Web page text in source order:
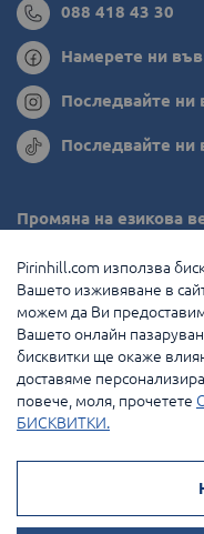
088 418 43 30
Намерете ни
Последвайте ни
Последвайте ни
Промяна на езикова
Румъния
Гърция
Нидерландия
Франция
Pirinhill.com използва
Вашето изживяване в
можем да Ви
Вашето онлайн
бисквитки ще окаже
доставяме
повече, моля, прочетете
БИСКВИТКИ.